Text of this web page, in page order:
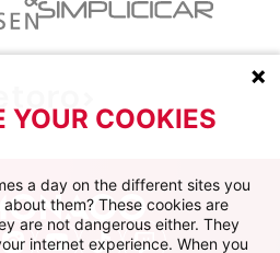
YOUR COOKIES
a day on the different sites you
them? These cookies are
are not dangerous either. They
internet experience. When you